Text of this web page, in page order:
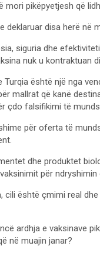
pikëpyetjesh që
deklaruar disa herë në
siguria dhe
nuk u kontraktuan
është një nga
mallrat që kanë
çdo falsifikimi të
për oferta të
dhe produktet
për ndryshimin
është çmimi real
ardhja e vaksinave
në muajin janar?